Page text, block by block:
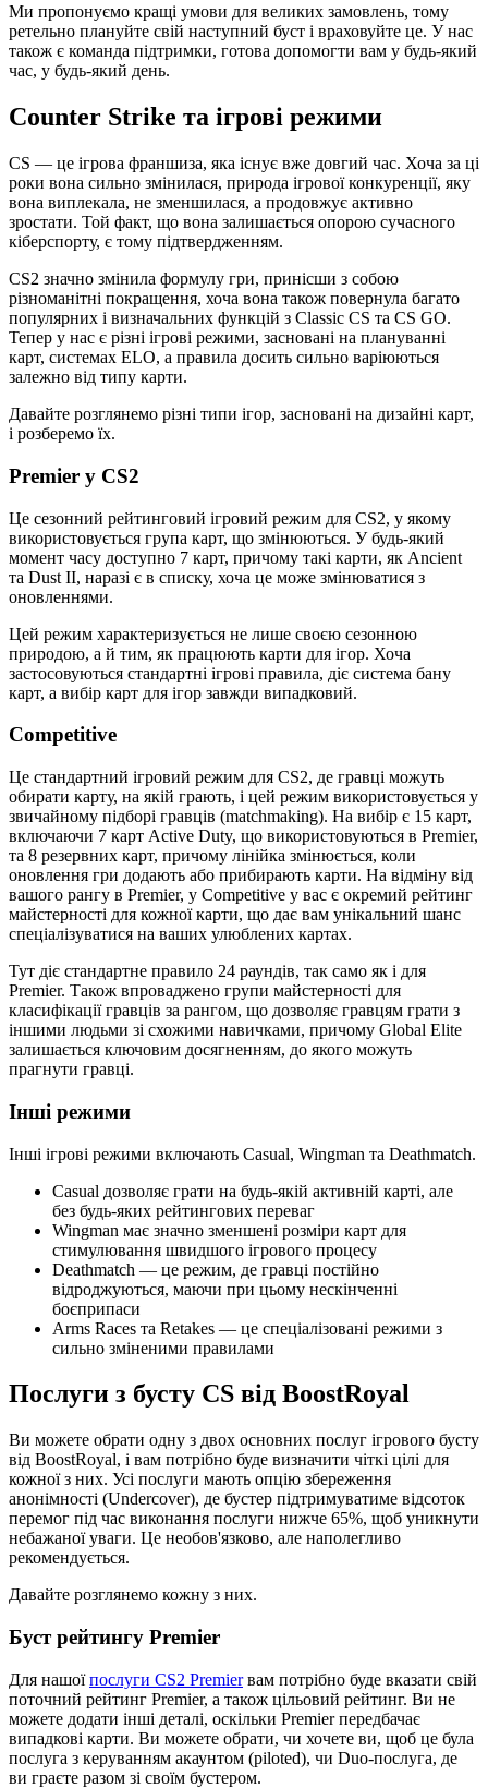
Ми пропонуємо кращі умови для великих замовлень, тому
ретельно плануйте свій наступний буст і враховуйте це. У нас
також є команда підтримки, готова допомогти вам у будь-який
час, у будь-який день.
Counter Strike та ігрові режими
CS — це ігрова франшиза, яка існує вже довгий час. Хоча за ці
роки вона сильно змінилася, природа ігрової конкуренції, яку
вона виплекала, не зменшилася, а продовжує активно
зростати. Той факт, що вона залишається опорою сучасного
кіберспорту, є тому підтвердженням.
CS2 значно змінила формулу гри, принісши з собою
різноманітні покращення, хоча вона також повернула багато
популярних і визначальних функцій з Classic CS та CS GO.
Тепер у нас є різні ігрові режими, засновані на плануванні
карт, системах ELO, а правила досить сильно варіюються
залежно від типу карти.
Давайте розглянемо різні типи ігор, засновані на дизайні карт,
і розберемо їх.
Premier у CS2
Це сезонний рейтинговий ігровий режим для CS2, у якому
використовується група карт, що змінюються. У будь-який
момент часу доступно 7 карт, причому такі карти, як Ancient
та Dust II, наразі є в списку, хоча це може змінюватися з
оновленнями.
Цей режим характеризується не лише своєю сезонною
природою, а й тим, як працюють карти для ігор. Хоча
застосовуються стандартні ігрові правила, діє система бану
карт, а вибір карт для ігор завжди випадковий.
Competitive
Це стандартний ігровий режим для CS2, де гравці можуть
обирати карту, на якій грають, і цей режим використовується у
звичайному підборі гравців (matchmaking). На вибір є 15 карт,
включаючи 7 карт Active Duty, що використовуються в Premier,
та 8 резервних карт, причому лінійка змінюється, коли
оновлення гри додають або прибирають карти. На відміну від
вашого рангу в Premier, у Competitive у вас є окремий рейтинг
майстерності для кожної карти, що дає вам унікальний шанс
спеціалізуватися на ваших улюблених картах.
Тут діє стандартне правило 24 раундів, так само як і для
Premier. Також впроваджено групи майстерності для
класифікації гравців за рангом, що дозволяє гравцям грати з
іншими людьми зі схожими навичками, причому Global Elite
залишається ключовим досягненням, до якого можуть
прагнути гравці.
Інші режими
Інші ігрові режими включають Casual, Wingman та Deathmatch.
Casual дозволяє грати на будь-якій активній карті, але
без будь-яких рейтингових переваг
Wingman має значно зменшені розміри карт для
стимулювання швидшого ігрового процесу
Deathmatch — це режим, де гравці постійно
відроджуються, маючи при цьому нескінченні
боєприпаси
Arms Races та Retakes — це спеціалізовані режими з
сильно зміненими правилами
Послуги з бусту CS від BoostRoyal
Ви можете обрати одну з двох основних послуг ігрового бусту
від BoostRoyal, і вам потрібно буде визначити чіткі цілі для
кожної з них. Усі послуги мають опцію збереження
анонімності (Undercover), де бустер підтримуватиме відсоток
перемог під час виконання послуги нижче 65%, щоб уникнути
небажаної уваги. Це необов'язково, але наполегливо
рекомендується.
Давайте розглянемо кожну з них.
Буст рейтингу Premier
Для нашоїпослуги CS2 Premierвам потрібно буде вказати свій
поточний рейтинг Premier, а також цільовий рейтинг. Ви не
можете додати інші деталі, оскільки Premier передбачає
випадкові карти. Ви можете обрати, чи хочете ви, щоб це була
послуга з керуванням акаунтом (piloted), чи Duo-послуга, де
ви граєте разом зі своїм бустером.